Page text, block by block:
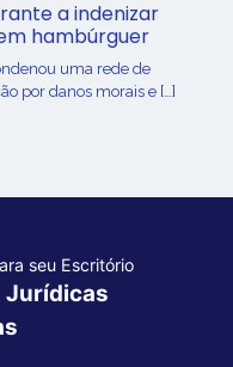
a indenizar
hambúrguer
uma rede de
por danos morais e […]
seu Escritório
Jurídicas